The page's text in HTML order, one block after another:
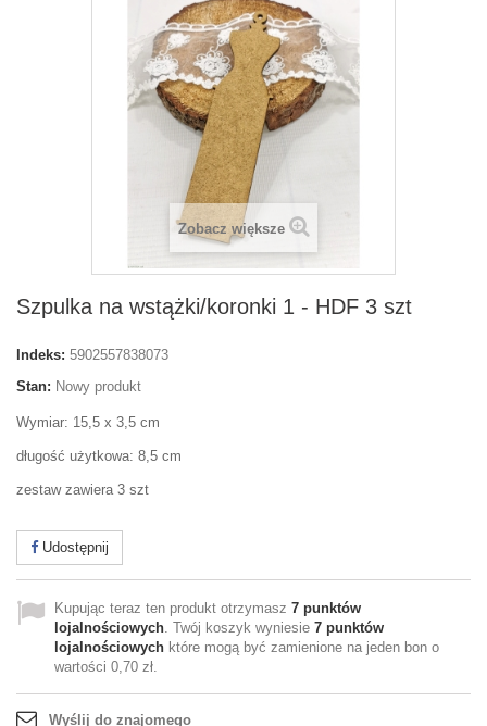
Zobacz większe
Szpulka na wstążki/koronki 1 - HDF 3 szt
Indeks: 5902557838073
Stan: Nowy produkt
Wymiar: 15,5 x 3,5 cm
długość użytkowa: 8,5 cm
zestaw zawiera 3 szt
Udostępnij
Kupując teraz ten produkt otrzymasz 7 punktów
lojalnościowych. Twój koszyk wyniesie 7 punktów
lojalnościowych które mogą być zamienione na jeden bon o
wartości 0,70 zł.
Wyślij do znajomego